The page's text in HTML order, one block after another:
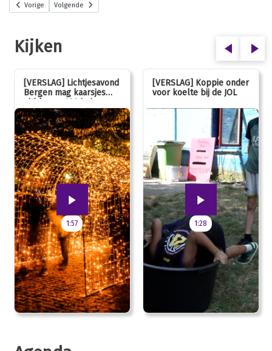
Vorige Volgende
Kijken
[VERSLAG] Lichtjesavond
Bergen mag kaarsjes
uitblazen: 100 jarig
jubileum!
1:57
[VERSLAG] Koppie onder
voor koelte bij de JOL
1:28